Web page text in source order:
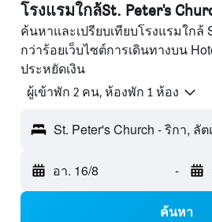
โรงแรมใกล้St. Peter's
ค้นหาและเปรียบเทียบโรงแรมใกล้
กว่าร้อยเว็บไซต์การเดินทางบน
ประหยัดเงิน
ผู้เข้าพัก 2 คน, ห้องพัก 1 ห้อง
St. Peter's Church - ริกา, ลัต
อา. 16/8 -
ค้นหา